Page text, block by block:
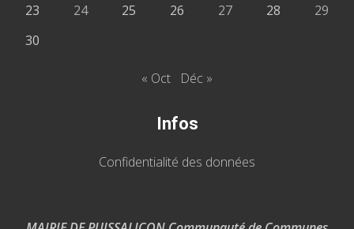
23
24 25 26 27 28
29
30
« Oct Déc »
Infos
Confidentialité des données